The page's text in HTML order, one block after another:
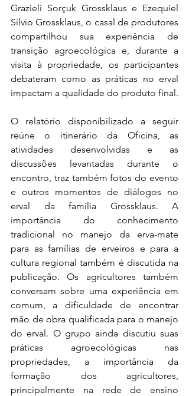
Grazieli Sorçuk Grossklaus e Ezequiel
Silvio Grossklaus, o casal de produtores
compartilhou sua experiência de
transição agroecológica e, durante a
visita à propriedade, os participantes
debateram como as práticas no erval
impactam a qualidade do produto final.
O relatório disponibilizado a seguir
reúne o itinerário da Oficina, as
atividades desenvolvidas e as
discussões levantadas durante o
encontro, traz também fotos do evento
e outros momentos de diálogos no
erval da família Grossklaus. A
importância do conhecimento
tradicional no manejo da erva-mate
para as famílias de erveiros e para a
cultura regional também é discutida na
publicação. Os agricultores também
conversam sobre uma experiência em
comum, a dificuldade de encontrar
mão de obra qualificada para o manejo
do erval. O grupo ainda discutiu suas
práticas agroecológicas nas
propriedades, a importância da
formação dos agricultores,
principalmente na rede de ensino